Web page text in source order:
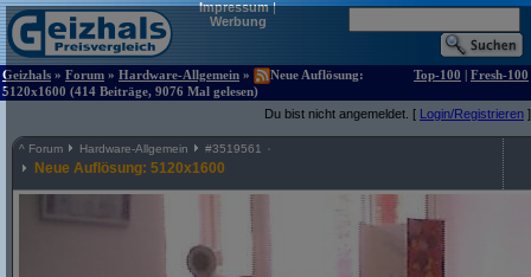
Impressum|
Werbung
Geizhals » Forum » Hardware-Allgemein »
Neue Auflösung:
5120x1600 (414 Beiträge, 9076 Mal gelesen)
Top-100 | Fresh-100
Du bist nicht angemeldet. [ Login/Registrieren ]
^ Forum Hardware-Allgemein #3519561
Neue Auflösung: 5120x1600